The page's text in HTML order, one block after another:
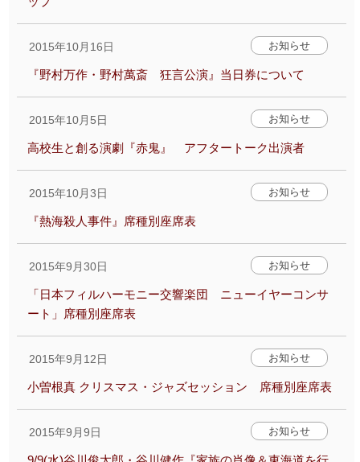
2015年10月16日 お知らせ
『野村万作・野村萬斎 狂言公演』当日券について
2015年10月5日 お知らせ
高校生と創る演劇『赤鬼』 アフタートーク出演者
2015年10月3日 お知らせ
『熱海殺人事件』席種別座席表
2015年9月30日 お知らせ
「日本フィルハーモニー交響楽団 ニューイヤーコンサ
ート」席種別座席表
2015年9月12日 お知らせ
小曽根真 クリスマス・ジャズセッション 席種別座席表
2015年9月9日 お知らせ